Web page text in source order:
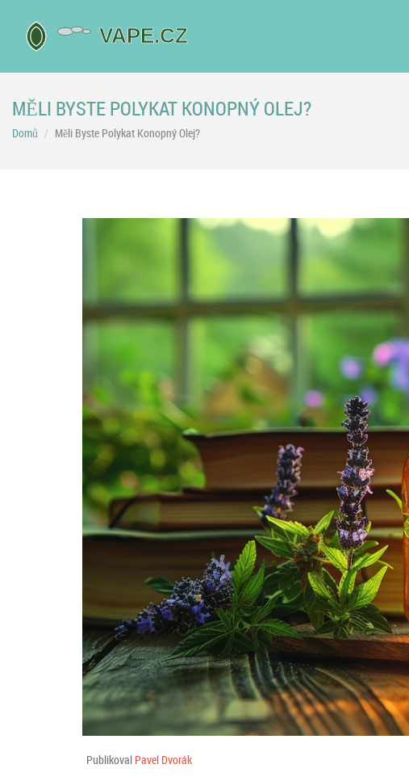
MĚLI BYSTE POLYKAT KONOPNÝ OLEJ?
Domů Měli Byste Polykat Konopný Olej?
Publikoval Pavel Dvorák